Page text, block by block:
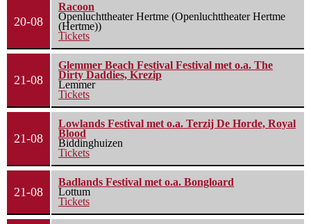
20-08
Racoon
Openluchttheater Hertme (Openluchttheater Hertme
(Hertme))
Tickets
21-08
Glemmer Beach Festival Festival met o.a. The
Dirty Daddies, Krezip
Lemmer
Tickets
21-08
Lowlands Festival met o.a. Terzij De Horde, Royal
Blood
Biddinghuizen
Tickets
21-08
Badlands Festival met o.a. Bongloard
Lottum
Tickets